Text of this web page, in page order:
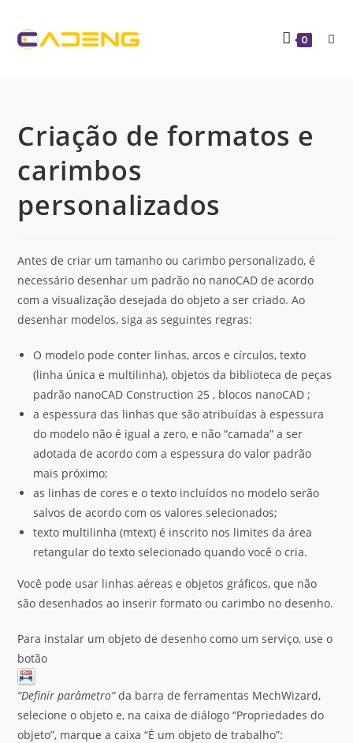
0
Criação de formatos e
carimbos
personalizados
Antes de criar um tamanho ou carimbo personalizado, é
necessário desenhar um padrão no nanoCAD de acordo
com a visualização desejada do objeto a ser criado. Ao
desenhar modelos, siga as seguintes regras:
O modelo pode conter linhas, arcos e círculos, texto
(linha única e multilinha), objetos da biblioteca de peças
padrão nanoCAD Construction 25 , blocos nanoCAD ;
a espessura das linhas que são atribuídas à espessura
do modelo não é igual a zero, e não “camada” a ser
adotada de acordo com a espessura do valor padrão
mais próximo;
as linhas de cores e o texto incluídos no modelo serão
salvos de acordo com os valores selecionados;
texto multilinha (mtext) é inscrito nos limites da área
retangular do texto selecionado quando você o cria.
Você pode usar linhas aéreas e objetos gráficos, que não
são desenhados ao inserir formato ou carimbo no desenho.
Para instalar um objeto de desenho como um serviço, use o
botão
“Definir parâmetro”da barra de ferramentas MechWizard,
selecione o objeto e, na caixa de diálogo “Propriedades do
objeto”, marque a caixa “É um objeto de trabalho”: